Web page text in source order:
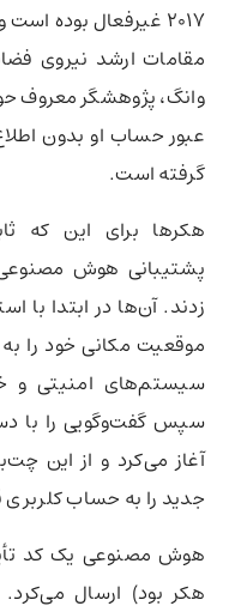
۲۰۱۷ غیرفعال بوده
مقامات ارشد نیروی
وانگ، پژوهشگر معروف
عبور حساب او بدون
گرفته است.
هکرها برای این که
پشتیبانی هوش
موقعیت مکانی خود را
سیستم‌های امنیتی و
سپس گفت‌وگویی را با
آغاز می‌کرد و از این
جدید را به حساب کلربری
هوش مصنوعی یک کد
هکر بود) ارسال